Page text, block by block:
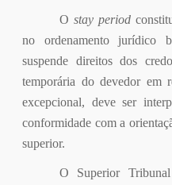
Ostay period
no ordenamento jurídico
suspende direitos dos
temporária do devedor em
excepcional, deve ser
conformidade com a
superior.
O Superior